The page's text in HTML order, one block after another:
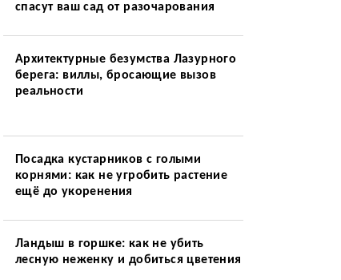
спасут ваш сад от разочарования
Архитектурные безумства Лазурного
берега: виллы, бросающие вызов
реальности
Посадка кустарников с голыми
корнями: как не угробить растение
ещё до укоренения
Ландыш в горшке: как не убить
лесную неженку и добиться цветения